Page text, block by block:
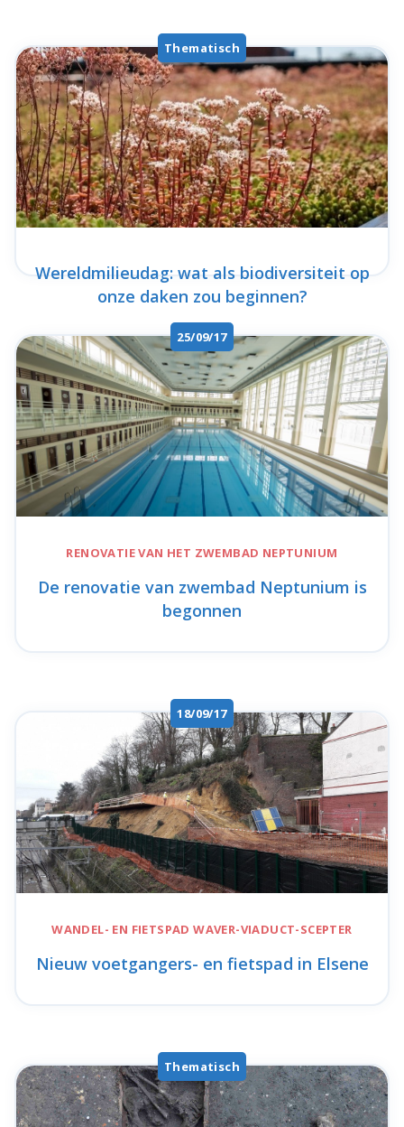
Thematisch
Wereldmilieudag: wat als biodiversiteit op
onze daken zou beginnen?
25/09/17
RENOVATIE VAN HET ZWEMBAD NEPTUNIUM
De renovatie van zwembad Neptunium is
begonnen
18/09/17
WANDEL- EN FIETSPADWAVER-VIADUCT-SCEPTER
Nieuw voetgangers- en fietspad in Elsene
Thematisch